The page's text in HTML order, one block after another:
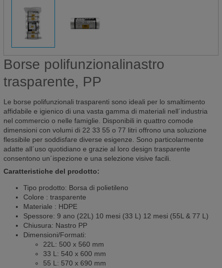
Borse polifunzionalinastro
trasparente, PP
Le borse polifunzionali trasparenti sono ideali per lo smaltimento
affidabile e igienico di una vasta gamma di materiali nell´industria
nel commercio o nelle famiglie. Disponibili in quattro comode
dimensioni con volumi di 22 33 55 o 77 litri offrono una soluzione
flessibile per soddisfare diverse esigenze. Sono particolarmente
adatte all´uso quotidiano e grazie al loro design trasparente
consentono un´ispezione e una selezione visive facili.
Caratteristiche del prodotto:
Tipo prodotto: Borsa di polietileno
Colore : trasparente
Materiale : HDPE
Spessore: 9 ano (22L) 10 mesi (33 L) 12 mesi (55L & 77 L)
Chiusura: Nastro PP
Dimensioni/Formati:
22L: 500 x 560 mm
33 L: 540 x 600 mm
55 L: 570 x 690 mm